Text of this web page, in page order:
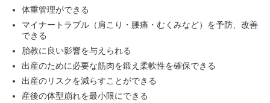
体重管理ができる
マイナートラブル（肩こり・腰痛・むくみなど）を予防、改善
できる
胎教に良い影響を与えられる
出産のために必要な筋肉を鍛え柔軟性を確保できる
出産のリスクを減らすことができる
産後の体型崩れを最小限にできる